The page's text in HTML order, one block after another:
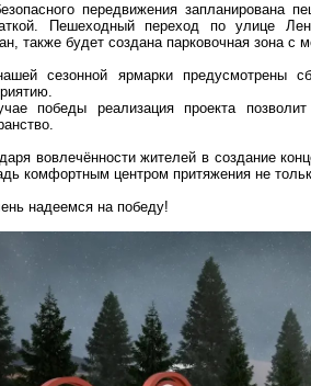
передвижения запланирована
Пешеходный переход по улице
также будет создана парковочная зона с
сезонной ярмарки предусмотрены
победы реализация проекта
вовлечённости жителей в создание
комфортным центром притяжения не
надеемся на победу!